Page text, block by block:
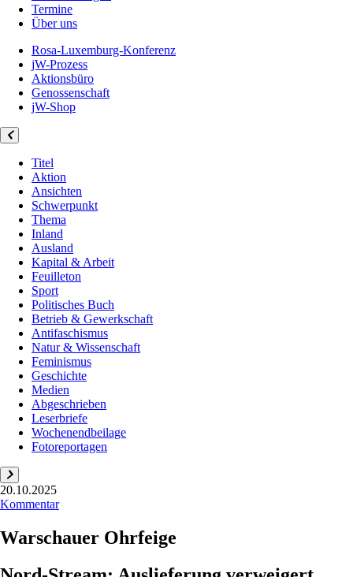
Termine
Über uns
Rosa-Luxemburg-Konferenz
jW-Prozess
Aktionsbüro
Genossenschaft
jW-Shop
Titel
Aktion
Ansichten
Schwerpunkt
Thema
Inland
Ausland
Kapital & Arbeit
Feuilleton
Sport
Politisches Buch
Betrieb & Gewerkschaft
Antifaschismus
Natur & Wissenschaft
Feminismus
Geschichte
Medien
Abgeschrieben
Leserbriefe
Wochenendbeilage
Fotoreportagen
20.10.2025
Kommentar
Warschauer Ohrfeige